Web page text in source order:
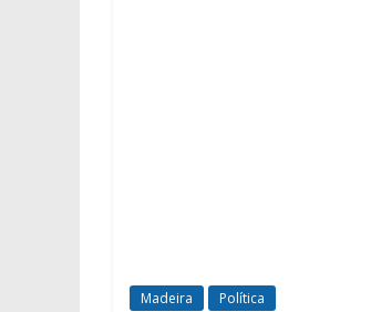
Madeira Política